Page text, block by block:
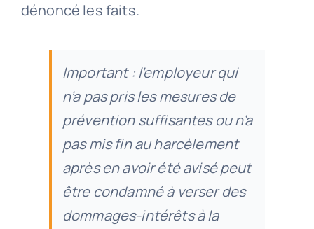
dénoncé les faits.
Important : l’employeur qui
n’a pas pris les mesures de
prévention suffisantes ou n’a
pas mis fin au harcèlement
après en avoir été avisé peut
être condamné à verser des
dommages-intérêts à la